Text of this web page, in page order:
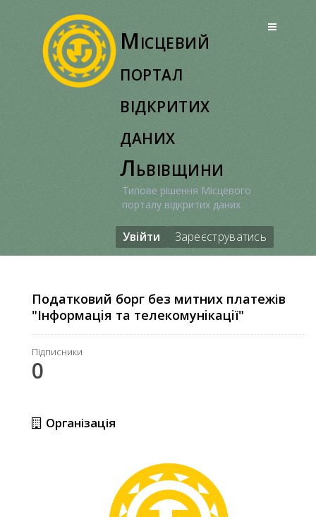
Місцевий
портал
відкритих
даних
Львівщини
Типове рішення Місцевого
порталу відкритих даних
Увійти Зареєструватись
Податковий борг без митних платежів
"Iнформацiя та телекомунiкацiї"
Підписники
0
Організація